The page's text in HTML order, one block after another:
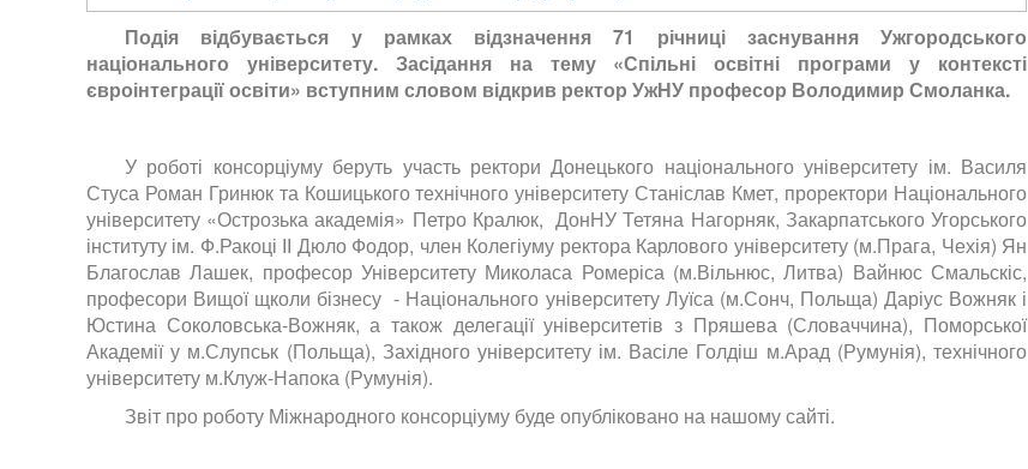
Подія відбувається у рамках відзначення 71 річниці заснування Ужгородського
національного університету. Засідання на тему «Спільні освітні програми у контексті
євроінтеграції освіти» вступним словом відкрив ректор УжНУ професор Володимир Смоланка.
У роботі консорціуму беруть участь ректори Донецького національного університету ім. Василя
Стуса Роман Гринюк та Кошицького технічного університету Станіслав Кмет, проректори Національного
університету «Острозька академія» Петро Кралюк, ДонНУ Тетяна Нагорняк, Закарпатського Угорського
інституту ім. Ф.Ракоці ІІ Дюло Фодор, член Колегіуму ректора Карлового університету (м.Прага, Чехія) Ян
Благослав Лашек, професор Університету Миколаса Ромеріса (м.Вільнюс, Литва) Вайнюс Смальскіс,
професори Вищої щколи бізнесу - Національного університету Луїса (м.Сонч, Польща) Даріус Вожняк і
Юстина Соколовська-Вожняк, а також делегації університетів з Пряшева (Словаччина), Поморської
Академії у м.Слупськ (Польща), Західного університету ім. Васіле Голдіш м.Арад (Румунія), технічного
університету м.Клуж-Напока (Румунія).
Звіт про роботу Міжнародного консорціуму буде опубліковано на нашому сайті.